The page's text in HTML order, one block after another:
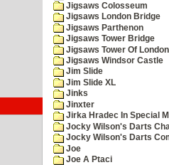
Jigsaws Colosseum
Jigsaws London Bridge
Jigsaws Parthenon
Jigsaws Tower Bridge
Jigsaws Tower Of London
Jigsaws Windsor Castle
Jim Slide
Jim Slide XL
Jinks
Jinxter
Jirka Hradec In Special
Jocky Wilson's Darts
Jocky Wilson's Darts
Joe
Joe A Ptaci